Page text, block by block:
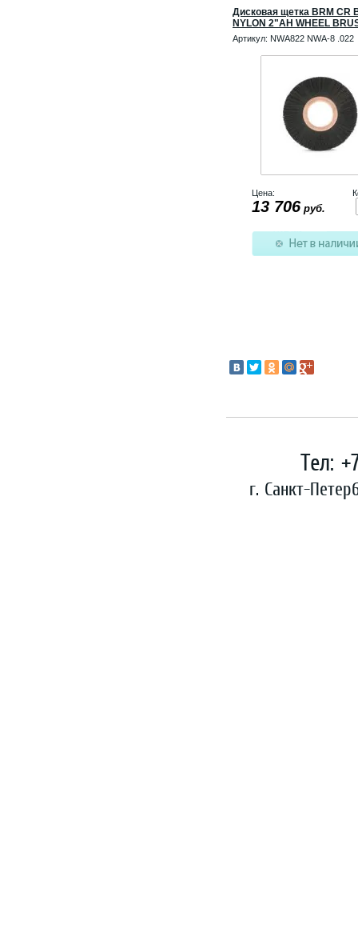
г. Санкт-Петербург, м. Фрунзенская, наб. Обводного канала, д. 92, оф.
Дисковая щетка BRM CR
NYLON 2"AH WHEEL
Артикул: NWA822 NWA-8 .022
Цена:
13 706 руб.
Тел:
г. Санкт-